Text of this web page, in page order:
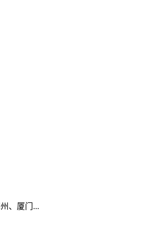
、厦门...